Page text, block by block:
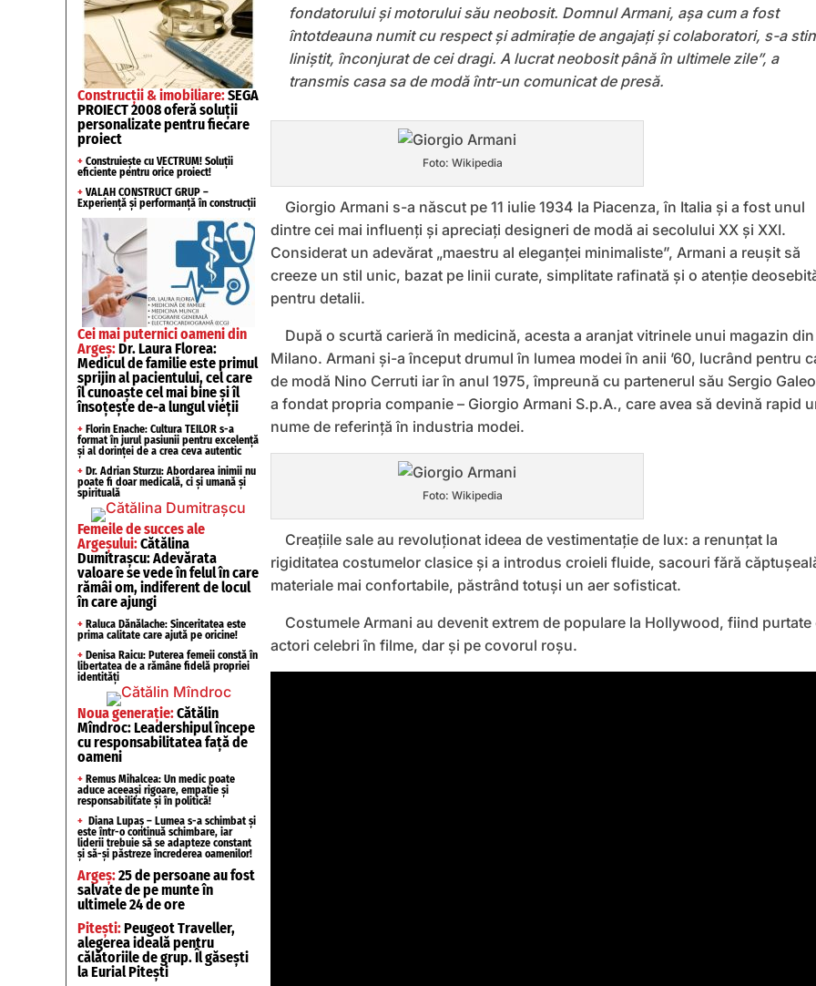
Construcții & imobiliare:SEGA
PROIECT 2008 oferă soluții
personalizate pentru fiecare
proiect
+ Construiește cu VECTRUM! Soluții
eficiente pentru orice proiect!
+ VALAH CONSTRUCT GRUP –
Experiență și performanță în construcții
Cei mai puternici oameni din
Argeș:Dr. Laura Florea:
Medicul de familie este primul
sprijin al pacientului, cel care
îl cunoaște cel mai bine și îl
însoțește de-a lungul vieții
+ Florin Enache: Cultura TEILOR s-a
format în jurul pasiunii pentru excelență
și al dorinței de a crea ceva autentic
+ Dr. Adrian Sturzu: Abordarea inimii nu
poate fi doar medicală, ci și umană și
spirituală
Femeile de succes ale
Argeșului:Cătălina
Dumitrașcu: Adevărata
valoare se vede în felul în care
rămâi om, indiferent de locul
în care ajungi
+ Raluca Dănălache: Sinceritatea este
prima calitate care ajută pe oricine!
+ Denisa Raicu: Puterea femeii constă în
libertatea de a rămâne fidelă propriei
identități
Noua generație:Cătălin
Mîndroc: Leadershipul începe
cu responsabilitatea față de
oameni
+ Remus Mihalcea: Un medic poate
aduce aceeași rigoare, empatie și
responsabilitate și în politică!
+ Diana Lupaș – Lumea s-a schimbat și
este într-o continuă schimbare, iar
liderii trebuie să se adapteze constant
și să-și păstreze încrederea oamenilor!
Argeș:25 de persoane au fost
salvate de pe munte în
ultimele 24 de ore
Pitești:Peugeot Traveller,
alegerea ideală pentru
călătoriile de grup. Îl găsești
la Eurial Pitești
fondatorului și motorului său neobosit. Domnul Armani, așa cum a fost
întotdeauna numit cu respect și admirație de angajați și colaboratori, s-a
liniștit, înconjurat de cei dragi. A lucrat neobosit până în ultimele zile”, a
transmis casa sa de modă într-un comunicat de presă.
Foto: Wikipedia
Giorgio Armani s-a născut pe 11 iulie 1934 la Piacenza, în Italia și a fost unul
dintre cei mai influenți și apreciați designeri de modă ai secolului XX și XXI.
Considerat un adevărat „maestru al eleganței minimaliste”, Armani a reușit să
creeze un stil unic, bazat pe linii curate, simplitate rafinată și o atenție
pentru detalii.
După o scurtă carieră în medicină, acesta a aranjat vitrinele unui magazin din
Milano. Armani și-a început drumul în lumea modei în anii ’60, lucrând pentru
de modă Nino Cerruti iar în anul 1975, împreună cu partenerul său Sergio
a fondat propria companie – Giorgio Armani S.p.A., care avea să devină rapid
nume de referință în industria modei.
Foto: Wikipedia
Creațiile sale au revoluționat ideea de vestimentație de lux: a renunțat la
rigiditatea costumelor clasice și a introdus croieli fluide, sacouri fără
materiale mai confortabile, păstrând totuși un aer sofisticat.
Costumele Armani au devenit extrem de populare la Hollywood, fiind purtate
actori celebri în filme, dar și pe covorul roșu.